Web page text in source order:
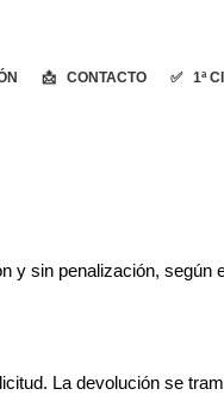
📩 CONTACTO ✅ 1ª
sin penalización,
La devolución se